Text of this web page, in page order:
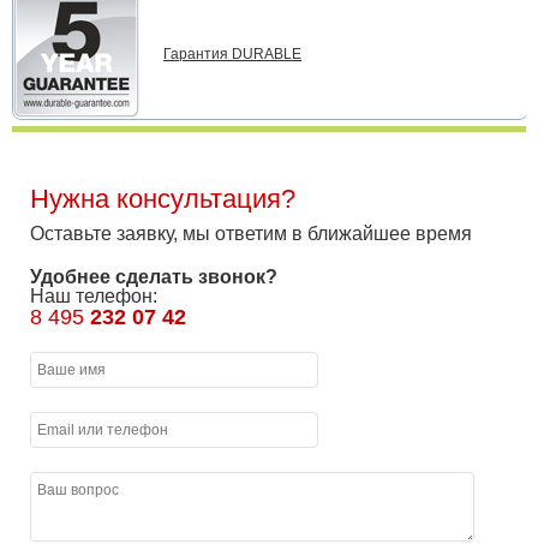
Гарантия DURABLE
Нужна консультация?
Оставьте заявку, мы ответим в ближайшее время
Удобнее сделать звонок?
Наш телефон:
8 495 232 07 42